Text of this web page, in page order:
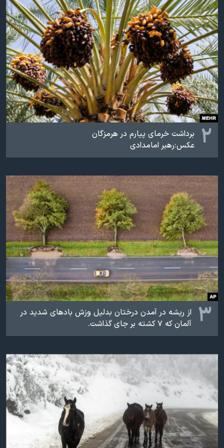
نرگس محمدی برنده جایزه نوبل صلح
همایش محافظه‌کاران آمریکا «سی‌پک»
صفحه‌های ویژه
سفر پرزیدنت ترامپ به چین
۲
برداشت خرمای پیارم در هرمزگان
عکس:رهبر امامدادی
۳
از ریشه در آمدن درختان بدلیل وزش بادهای شدید در
آلمان که ۷ کشته بر جای گذاشت.